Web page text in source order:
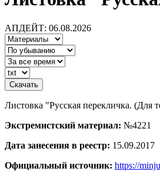
АПДЕЙТ: 06.08.2026
Листовка "Русская перекличка. (Для
Экстремистский материал: №4221
Дата занесения в реестр: 15.09.2017
Официальный источник: https://